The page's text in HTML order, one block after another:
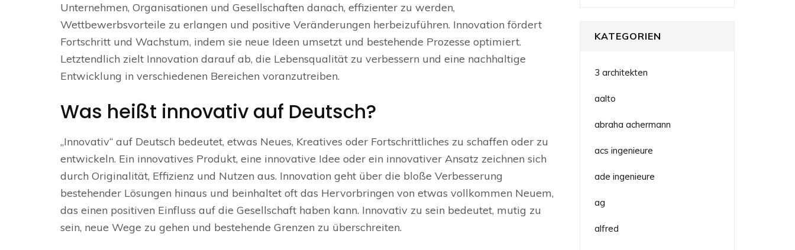
Unternehmen, Organisationen und Gesellschaften danach, effizienter zu werden,
Wettbewerbsvorteile zu erlangen und positive Veränderungen herbeizuführen. Innovation fördert
Fortschritt und Wachstum, indem sie neue Ideen umsetzt und bestehende Prozesse optimiert.
Letztendlich zielt Innovation darauf ab, die Lebensqualität zu verbessern und eine nachhaltige
Entwicklung in verschiedenen Bereichen voranzutreiben.
Was heißt innovativ auf Deutsch?
„Innovativ“ auf Deutsch bedeutet, etwas Neues, Kreatives oder Fortschrittliches zu schaffen oder zu
entwickeln. Ein innovatives Produkt, eine innovative Idee oder ein innovativer Ansatz zeichnen sich
durch Originalität, Effizienz und Nutzen aus. Innovation geht über die bloße Verbesserung
bestehender Lösungen hinaus und beinhaltet oft das Hervorbringen von etwas vollkommen Neuem,
das einen positiven Einfluss auf die Gesellschaft haben kann. Innovativ zu sein bedeutet, mutig zu
sein, neue Wege zu gehen und bestehende Grenzen zu überschreiten.
KATEGORIEN
3 architekten
aalto
abraha achermann
acs ingenieure
ade ingenieure
ag
alfred